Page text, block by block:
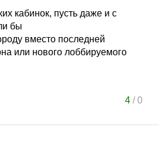
кабинок, пусть даже и с
бы
вместо последней
или нового лоббируемого
4/0